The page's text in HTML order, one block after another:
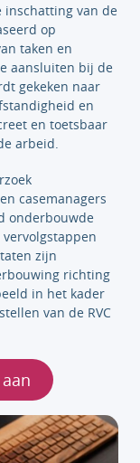
inschatting van de
op
taken en
aansluiten bij de
gekeken naar
en
en toetsbaar
arbeid.
casemanagers
onderbouwde
zijn
richting
in het kader
van de RVC